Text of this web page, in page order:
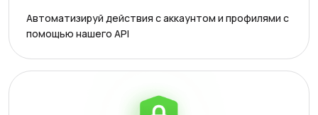
Автоматизируй действия с аккаунтом и профилями с
помощью нашего API